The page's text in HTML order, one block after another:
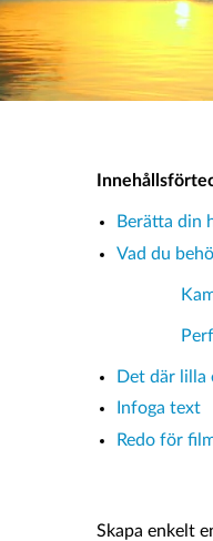
Berätta din
Vad du
Det där lilla
Infoga text
Redo för
Skapa enkelt